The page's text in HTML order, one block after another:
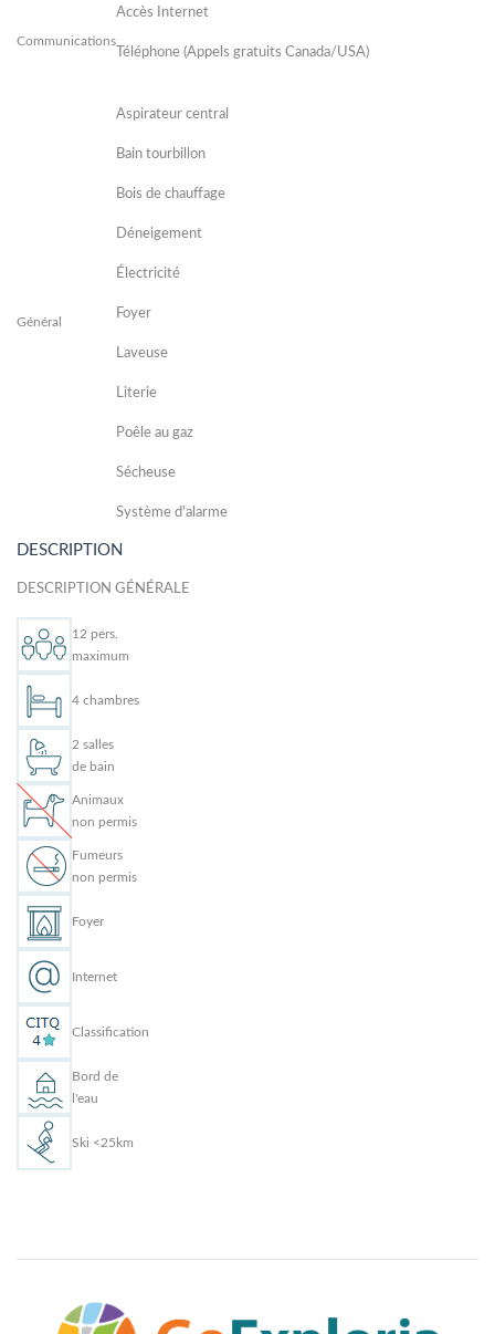
Communications
Accès Internet
Téléphone (Appels gratuits Canada/USA)
Général
Aspirateur central
Bain tourbillon
Bois de chauffage
Déneigement
Électricité
Foyer
Laveuse
Literie
Poêle au gaz
Sécheuse
Système d'alarme
DESCRIPTION
DESCRIPTION GÉNÉRALE
12 pers.
maximum
4 chambres
2 salles
de bain
Animaux
non permis
Fumeurs
non permis
Foyer
Internet
Classification
Bord de
l'eau
Ski <25km